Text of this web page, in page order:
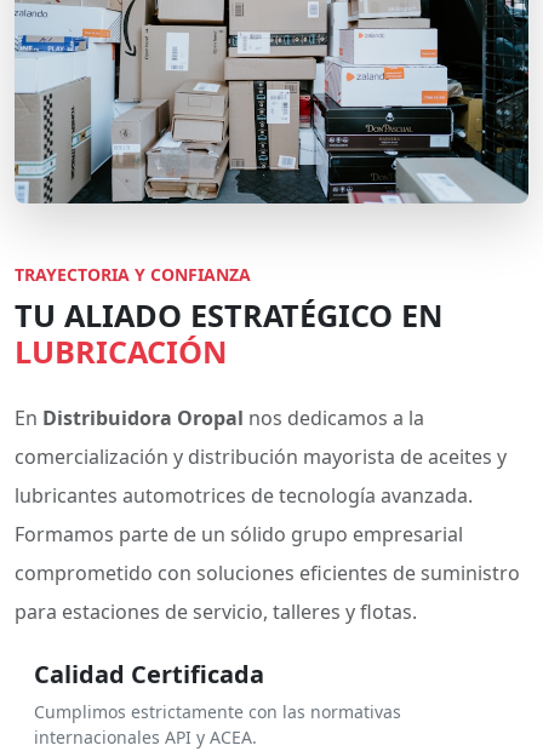
TRAYECTORIA Y CONFIANZA
TU ALIADO ESTRATÉGICO EN
LUBRICACIÓN
En Distribuidora Oropal nos dedicamos a la
comercialización y distribución mayorista de aceites y
lubricantes automotrices de tecnología avanzada.
Formamos parte de un sólido grupo empresarial
comprometido con soluciones eficientes de suministro
para estaciones de servicio, talleres y flotas.
Calidad Certificada
Cumplimos estrictamente con las normativas
internacionales API y ACEA.